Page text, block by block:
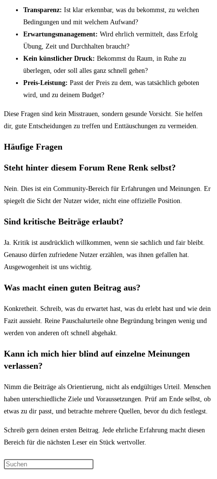
Transparenz: Ist klar erkennbar, was du bekommst, zu welchen
Bedingungen und mit welchem Aufwand?
Erwartungsmanagement: Wird ehrlich vermittelt, dass Erfolg
Übung, Zeit und Durchhalten braucht?
Kein künstlicher Druck: Bekommst du Raum, in Ruhe zu
überlegen, oder soll alles ganz schnell gehen?
Preis-Leistung: Passt der Preis zu dem, was tatsächlich geboten
wird, und zu deinem Budget?
Diese Fragen sind kein Misstrauen, sondern gesunde Vorsicht. Sie helfen
dir, gute Entscheidungen zu treffen und Enttäuschungen zu vermeiden.
Häufige Fragen
Steht hinter diesem Forum Rene Renk selbst?
Nein. Dies ist ein Community-Bereich für Erfahrungen und Meinungen. Er
spiegelt die Sicht der Nutzer wider, nicht eine offizielle Position.
Sind kritische Beiträge erlaubt?
Ja. Kritik ist ausdrücklich willkommen, wenn sie sachlich und fair bleibt.
Genauso dürfen zufriedene Nutzer erzählen, was ihnen gefallen hat.
Ausgewogenheit ist uns wichtig.
Was macht einen guten Beitrag aus?
Konkretheit. Schreib, was du erwartet hast, was du erlebt hast und wie dein
Fazit aussieht. Reine Pauschalurteile ohne Begründung bringen wenig und
werden von anderen oft schnell abgehakt.
Kann ich mich hier blind auf einzelne Meinungen
verlassen?
Nimm die Beiträge als Orientierung, nicht als endgültiges Urteil. Menschen
haben unterschiedliche Ziele und Voraussetzungen. Prüf am Ende selbst, ob
etwas zu dir passt, und betrachte mehrere Quellen, bevor du dich festlegst.
Schreib gern deinen ersten Beitrag. Jede ehrliche Erfahrung macht diesen
Bereich für die nächsten Leser ein Stück wertvoller.